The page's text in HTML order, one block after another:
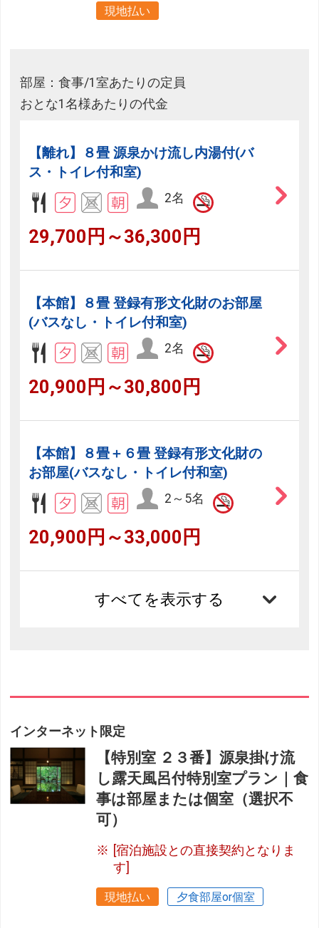
現地払い
部屋：食事/1室あたりの定員
おとな1名様あたりの代金
【離れ】８畳 源泉かけ流し内湯付(バ
ス・トイレ付和室)
2名
29,700円～36,300円
【本館】８畳 登録有形文化財のお部屋
(バスなし・トイレ付和室)
2名
20,900円～30,800円
【本館】８畳＋６畳 登録有形文化財の
お部屋(バスなし・トイレ付和室)
2～5名
20,900円～33,000円
すべてを表示する
インターネット限定
【特別室 ２３番】源泉掛け流
し露天風呂付特別室プラン｜食
事は部屋または個室（選択不
可）
[宿泊施設との直接契約となりま
す]
現地払い 夕食部屋or個室